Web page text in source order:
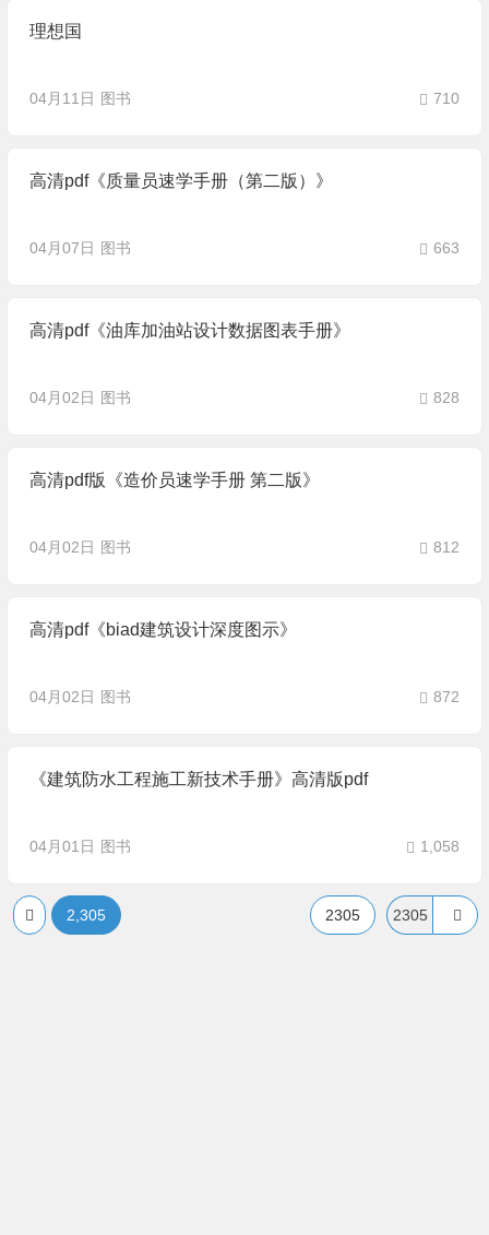
理想国
04月11日 图书 710
高清pdf《质量员速学手册（第二版）》
04月07日 图书 663
高清pdf《油库加油站设计数据图表手册》
04月02日 图书 828
高清pdf版《造价员速学手册 第二版》
04月02日 图书 812
高清pdf《biad建筑设计深度图示》
04月02日 图书 872
《建筑防水工程施工新技术手册》高清版pdf
04月01日 图书 1,058
2305
2,305